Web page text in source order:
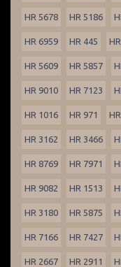
HR 5678 HR 5186
HR 6959 HR 445
HR 5609 HR 5857
HR 9010 HR 7123
HR 1016 HR 971
HR 3162 HR 3466
HR 8769 HR 7971
HR 9082 HR 1513
HR 3180 HR 5875
HR 7166 HR 7427
HR 2667 HR 2911